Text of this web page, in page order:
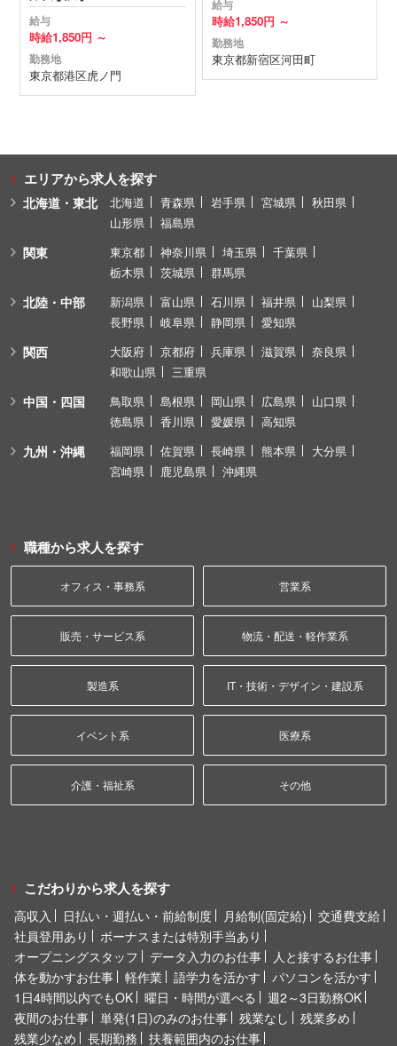
給与
時給1,850円 ～
勤務地
東京都港区虎ノ門
給与
時給1,850円 ～
勤務地
東京都新宿区河田町
エリアから求人を探す
北海道・東北 北海道 青森県 岩手県 宮城県
秋田県
山形県
福島県
関東 東京都 神奈川県 埼玉県
千葉県
栃木県
茨城県 群馬県
北陸・中部 新潟県 富山県 石川県 福井県
山梨県
長野県
岐阜県 静岡県 愛知県
関西 大阪府 京都府 兵庫県 滋賀県
奈良県
和歌山県
三重県
中国・四国 鳥取県 島根県 岡山県 広島県
山口県
徳島県
香川県 愛媛県 高知県
九州・沖縄 福岡県 佐賀県 長崎県 熊本県
大分県
宮崎県
鹿児島県 沖縄県
職種から求人を探す
オフィス・事務系 営業系
販売・サービス系 物流・配送・軽作業系
製造系 IT・技術・デザイン・建設系
イベント系 医療系
介護・福祉系 その他
こだわりから求人を探す
高収入 日払い・週払い・前給制度 月給制(固定給)
交通費支給
社員登用あり
ボーナスまたは特別手当あり
オープニングスタッフ
データ入力のお仕事
人と接するお仕事
体を動かすお仕事
軽作業 語学力を活かす
パソコンを活かす
1日4時間以内でもOK
曜日・時間が選べる
週2～3日勤務OK
夜間のお仕事
単発(1日)のみのお仕事 残業なし
残業多め
残業少なめ
長期勤務 扶養範囲内のお仕事